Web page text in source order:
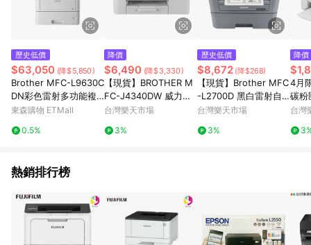
平台，商品資料更新會有時間差，如顯示之商品規格、顏色、價
位、贈品與台灣樂天市場銷售網頁不符，以銷售網頁標示為準。
(6) 導購訂單已逾 365 天，根據台灣樂天回饋規定，逾期訂單將
點數回饋或點數回饋有爭議，台灣樂天市場保有更改條款與法律
追訴之權利，活動詳情以樂天市場網站公告為準。
歷史低價
$63,050 (降$5,850)
Brother MFC-L9630C
DN彩色雷射多功能複
合機
東森購物 ETMall
0.5%
降價
$6,490 (降$3,330)
【現貨】BROTHER M
FC-J4340DW 威力印
輕連供 商用雙面無線傳
台灣樂天市場
3%
歷史低價
$8,672 (降$268)
【現貨】Brother MFC
-L2700D 黑白雷射自
動雙面列印複合機 掃
台灣樂天市場
3%
降價
4月
碳粉
P
高
台灣
熱銷排行榜